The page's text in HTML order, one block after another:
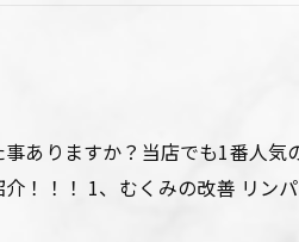
ありますか？当店でも1番人
！！！ 1、むくみの改善 リン